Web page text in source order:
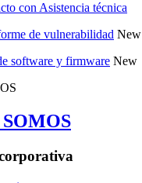
con Asistencia técnica
de vulnerabilidad New
software y firmware New